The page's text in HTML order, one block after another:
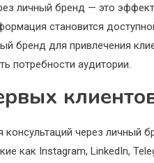
личный бренд — это
становится
бренд для привлечения
потребности аудитории.
консультаций через
как Instagram, LinkedIn,